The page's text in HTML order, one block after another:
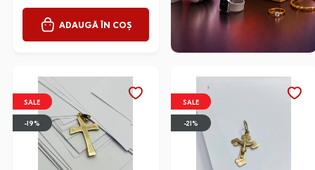
ADAUGĂ ÎN COȘ
SALE
-19%
SALE
-21%